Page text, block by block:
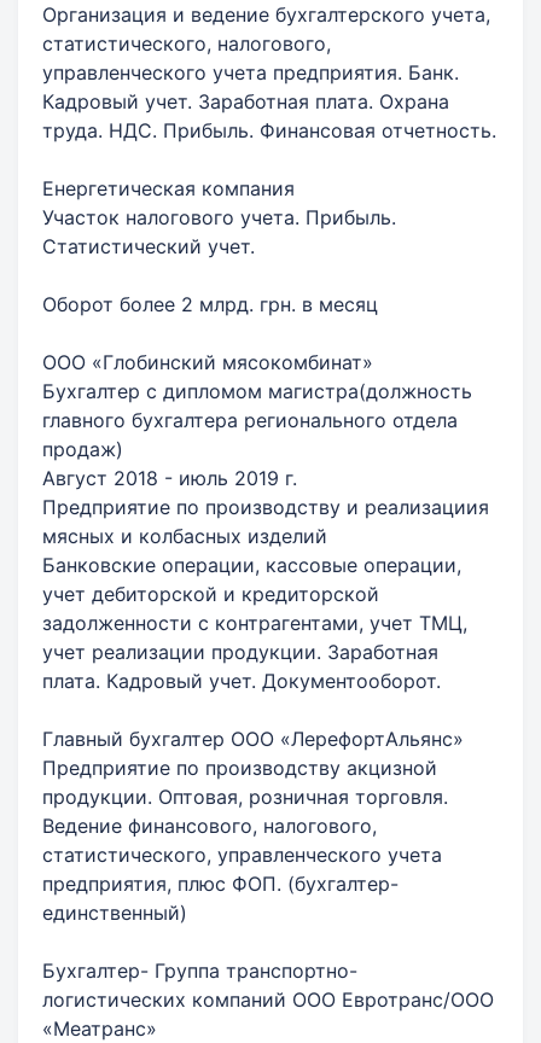
Организация и ведение бухгалтерского учета,
статистического, налогового,
управленческого учета предприятия. Банк.
Кадровый учет. Заработная плата. Охрана
труда. НДС. Прибыль. Финансовая отчетность.
Енергетическая компания
Участок налогового учета. Прибыль.
Статистический учет.
Оборот более 2 млрд. грн. в месяц
ООО «Глобинский мясокомбинат»
Бухгалтер с дипломом магистра(должность
главного бухгалтера регионального отдела
продаж)
Август 2018 - июль 2019 г.
Предприятие по производству и реализациия
мясных и колбасных изделий
Банковские операции, кассовые операции,
учет дебиторской и кредиторской
задолженности с контрагентами, учет ТМЦ,
учет реализации продукции. Заработная
плата. Кадровый учет. Документооборот.
Главный бухгалтер ООО «ЛерефортАльянс»
Предприятие по производству акцизной
продукции. Оптовая, розничная торговля.
Ведение финансового, налогового,
статистического, управленческого учета
предприятия, плюс ФОП. (бухгалтер-
единственный)
Бухгалтер- Группа транспортно-
логистических компаний ООО Евротранс/ООО
«Меатранс»